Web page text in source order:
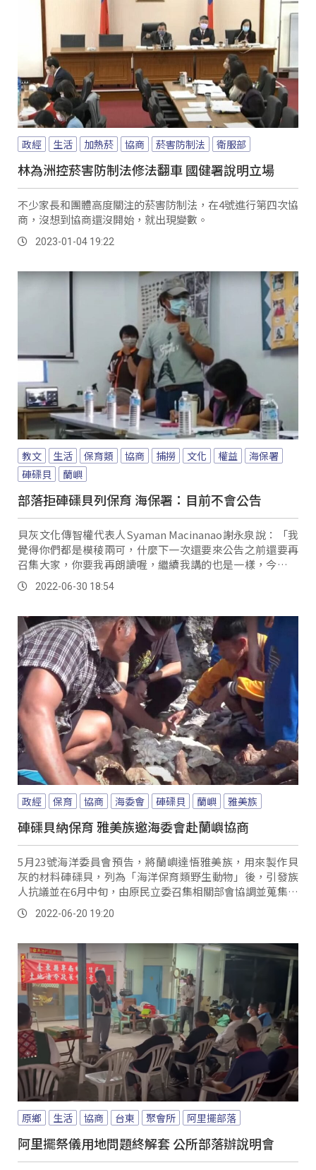
政經 生活 加熱菸 協商 菸害防制法 衛服部
林為洲控菸害防制法修法翻車 國健署說明立場
不少家長和團體高度關注的菸害防制法，在4號進行第四次協
商，沒想到協商還沒開始，就出現變數。
2023-01-04 19:22
教文 生活 保育類 協商 捕撈 文化 權益
海保署
硨磲貝
蘭嶼
部落拒硨磲貝列保育 海保署：目前不會公告
貝灰文化傳智權代表人Syaman Macinanao謝永泉說：「我
覺得你們都是模稜兩可，什麼下一次還要來公告之前還要再
召集大家，你要我再朗讀喔，繼續我講的也是一樣，今天講
的也是一樣，下次再叫我也是講一樣。
2022-06-30 18:54
政經 保育 協商 海委會 硨磲貝 蘭嶼 雅美族
硨磲貝納保育 雅美族邀海委會赴蘭嶼協商
5月23號海洋委員會預告，將蘭嶼達悟雅美族，用來製作貝
灰的材料硨磲貝，列為「海洋保育類野生動物」後，引發族
人抗議並在6月中旬，由原民立委召集相關部會協調並蒐集族
人意見。
2022-06-20 19:20
原鄉 生活 協商 台東 聚會所 阿里擺部落
阿里擺祭儀用地問題終解套 公所部落辦說明會